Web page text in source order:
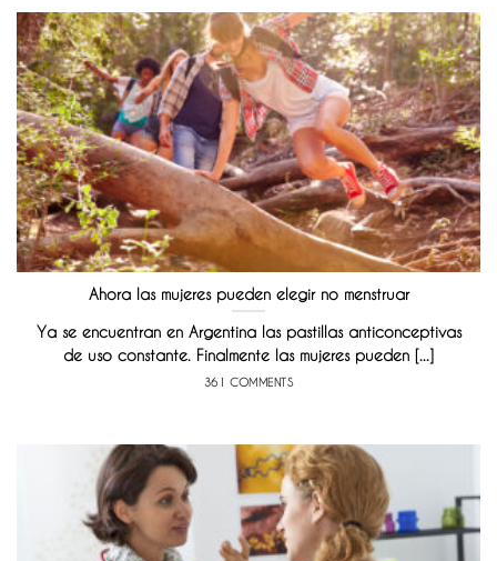
Ahora las mujeres pueden elegir no menstruar
Ya se encuentran en Argentina las pastillas anticonceptivas
de uso constante. Finalmente las mujeres pueden [...]
361 COMMENTS